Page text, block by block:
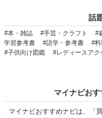
話
#本・雑誌 #手芸・クラフト #
学習参考書
#語学・参考書 #
#子供向け図鑑
#レディースアク
マイナビお
マイナビおすすめナビは、「